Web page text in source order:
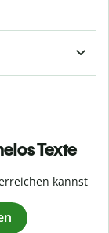
Texte
kannst